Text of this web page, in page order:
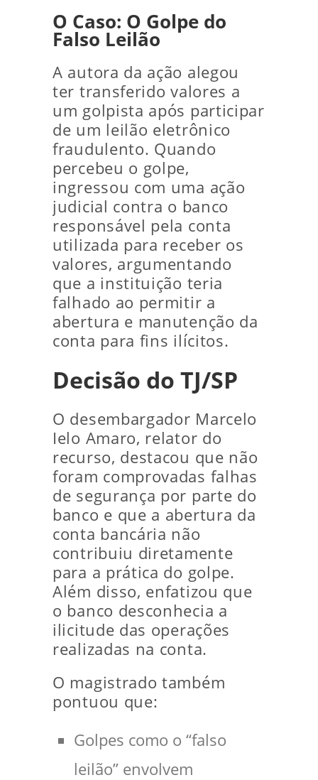
O Caso: O Golpe do
Falso Leilão
A autora da ação alegou
ter transferido valores a
um golpista após participar
de um leilão eletrônico
fraudulento. Quando
percebeu o golpe,
ingressou com uma ação
judicial contra o banco
responsável pela conta
utilizada para receber os
valores, argumentando
que a instituição teria
falhado ao permitir a
abertura e manutenção da
conta para fins ilícitos.
Decisão do TJ/SP
O desembargador Marcelo
Ielo Amaro, relator do
recurso, destacou que não
foram comprovadas falhas
de segurança por parte do
banco e que a abertura da
conta bancária não
contribuiu diretamente
para a prática do golpe.
Além disso, enfatizou que
o banco desconhecia a
ilicitude das operações
realizadas na conta.
O magistrado também
pontuou que:
Golpes como o “falso
leilão” envolvem